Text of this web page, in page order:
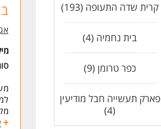
קרית שדה התעופה (193)
בית נחמיה (4)
כפר טרומן (9)
פארק תעשייה חבל מודיעין
(4)
*